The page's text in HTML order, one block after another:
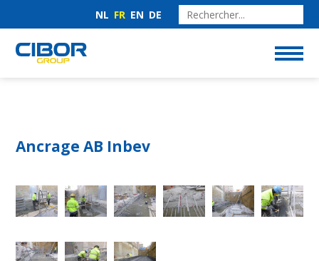
NL FR EN DE
Ancrage AB Inbev